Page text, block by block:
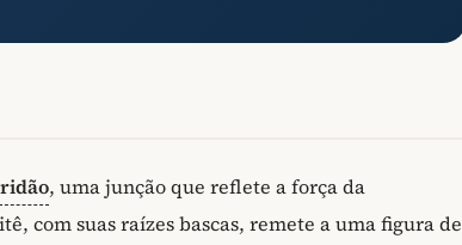
, uma junção que reflete a força da
com suas raízes bascas, remete a uma figura de